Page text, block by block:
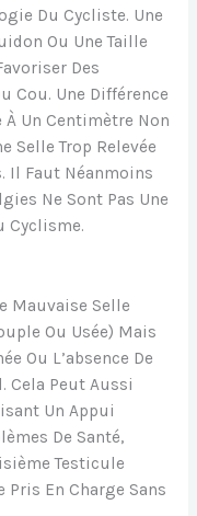
Du Cycliste. Une
Ou Une Taille
Des
Cou. Une Différence
À Un Centimètre Non
Selle Trop Relevée
Il Faut Néanmoins
Ne Sont Pas Une
Cyclisme.
Mauvaise Selle
Ou Usée) Mais
Ou L’absence De
Cela Peut Aussi
Un Appui
De Santé,
Testicule
En Charge Sans